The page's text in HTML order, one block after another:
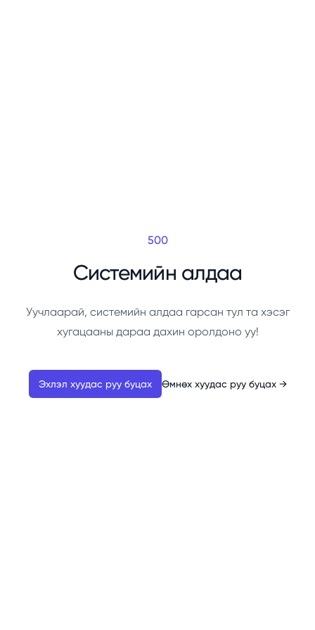
500
Системийн алдаа
Уучлаарай, системийн алдаа гарсан тул та хэсэг
хугацааны дараа дахин оролдоно уу!
Эхлэл хуудас руу буцах Өмнөх хуудас руу буцах →